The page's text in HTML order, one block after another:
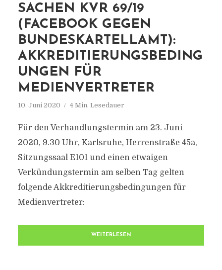
SACHEN KVR 69/19
(FACEBOOK GEGEN
BUNDESKARTELLAMT):
AKKREDITIERUNGSBEDING
UNGEN FÜR
MEDIENVERTRETER
10. Juni 2020 4 Min. Lesedauer
Für den Verhandlungstermin am 23. Juni
2020, 9.30 Uhr, Karlsruhe, Herrenstraße 45a,
Sitzungssaal E101 und einen etwaigen
Verkündungstermin am selben Tag gelten
folgende Akkreditierungsbedingungen für
Medienvertreter:
WEITERLESEN